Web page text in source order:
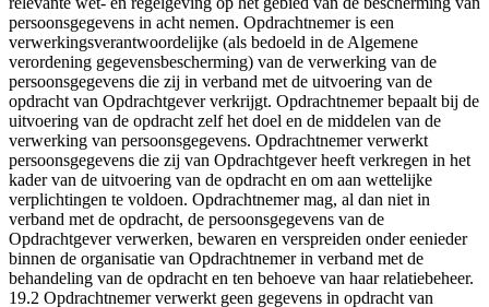
persoonsgegevens in acht nemen. Opdrachtnemer is een
verwerkingsverantwoordelijke (als bedoeld in de Algemene
verordening gegevensbescherming) van de verwerking van de
persoonsgegevens die zij in verband met de uitvoering van de
opdracht van Opdrachtgever verkrijgt. Opdrachtnemer bepaalt bij de
uitvoering van de opdracht zelf het doel en de middelen van de
verwerking van persoonsgegevens. Opdrachtnemer verwerkt
persoonsgegevens die zij van Opdrachtgever heeft verkregen in het
kader van de uitvoering van de opdracht en om aan wettelijke
verplichtingen te voldoen. Opdrachtnemer mag, al dan niet in
verband met de opdracht, de persoonsgegevens van de
Opdrachtgever verwerken, bewaren en verspreiden onder eenieder
binnen de organisatie van Opdrachtnemer in verband met de
behandeling van de opdracht en ten behoeve van haar relatiebeheer.
19.2 Opdrachtnemer verwerkt geen gegevens in opdracht van